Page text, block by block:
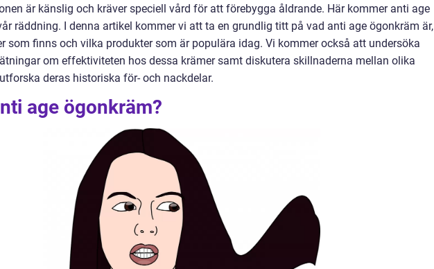
är känslig och kräver speciell vård för att förebygga åldrande. Här kommer anti age
räddning. I denna artikel kommer vi att ta en grundlig titt på vad anti age ögonkräm är,
som finns och vilka produkter som är populära idag. Vi kommer också att undersöka
om effektiviteten hos dessa krämer samt diskutera skillnaderna mellan olika
deras historiska för- och nackdelar.
age ögonkräm?